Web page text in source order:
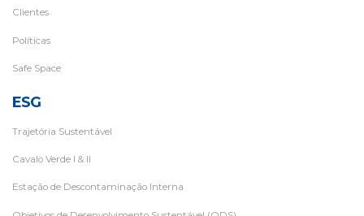
Clientes
Políticas
Safe Space
ESG
Trajetória Sustentável
Cavalo Verde I & II
Estação de Descontaminação Interna